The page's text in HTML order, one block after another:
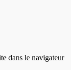
dans le navigateur